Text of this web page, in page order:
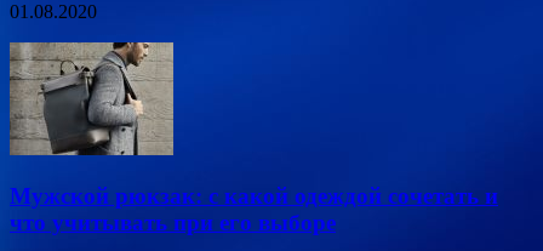
01.08.2020
Мужской рюкзак: с какой одеждой сочетать и
что учитывать при его выборе